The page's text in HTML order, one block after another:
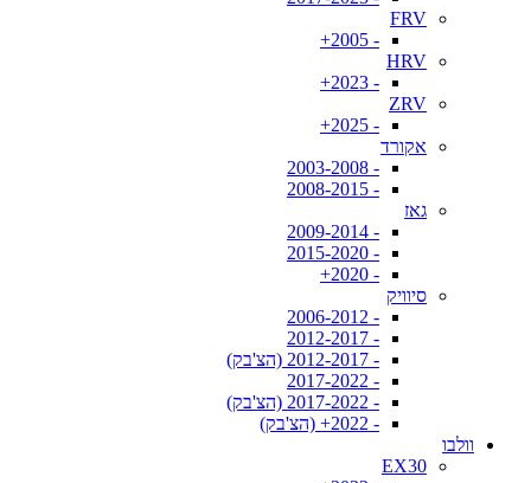
FRV
- 2005+
HRV
- 2023+
ZRV
- 2025+
אקורד
- 2003-2008
- 2008-2015
גאז
- 2009-2014
- 2015-2020
- 2020+
סיוויק
- 2006-2012
- 2012-2017
- 2012-2017 (הצ'בק)
- 2017-2022
- 2017-2022 (הצ'בק)
- 2022+ (הצ'בק)
וולבו
EX30